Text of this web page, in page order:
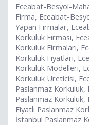
Eceabat-Besyol-
Firma, Eceabat-
Yapan Firmalar,
Korkuluk Firması,
Korkuluk Firmaları,
Korkuluk Fiyatları,
Korkuluk Modelleri,
Korkuluk Üreticisi,
Paslanmaz Korkuluk,
Paslanmaz
Fiyatlı Paslanmaz
İstanbul Paslanmaz